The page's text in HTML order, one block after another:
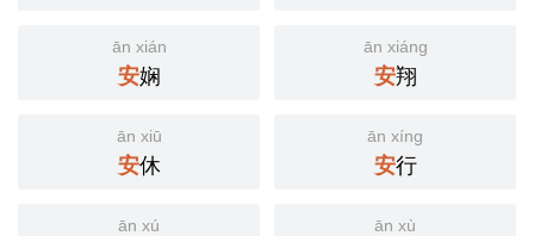
ān xián
安娴
ān xiáng
安翔
ān xiū
安休
ān xíng
安行
ān xú ān xù